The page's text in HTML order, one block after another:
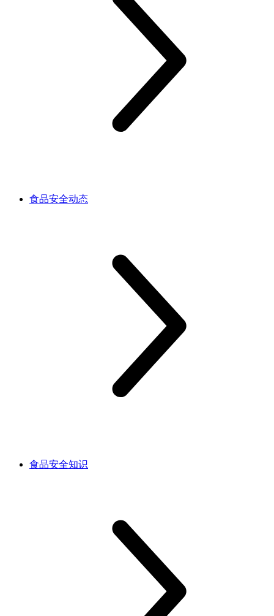
食品安全动态
食品安全知识